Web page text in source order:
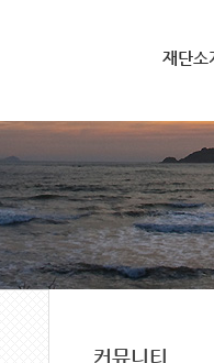
재단소
커뮤니티